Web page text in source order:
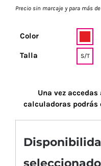
Precio sin marcaje y para más
Color
Talla S/T
Una vez
calculadoras
seleccionado